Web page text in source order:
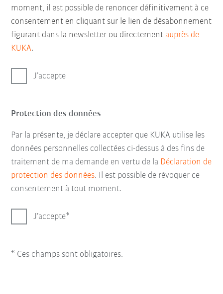
moment, il est possible de renoncer définitivement à ce
consentement en cliquant sur le lien de désabonnement
figurant dans la newsletter ou directement auprès de
KUKA.
J’accepte
Protection des données
Par la présente, je déclare accepter que KUKA utilise les
données personnelles collectées ci-dessus à des fins de
traitement de ma demande en vertu de la Déclaration de
protection des données. Il est possible de révoquer ce
consentement à tout moment.
J’accepte
* Ces champs sont obligatoires.